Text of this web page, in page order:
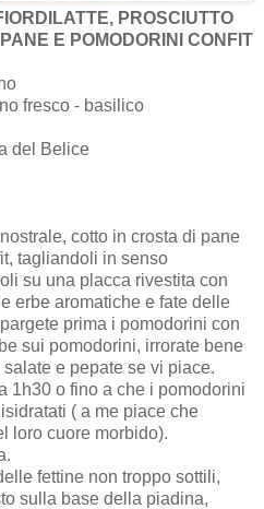
PROSCIUTTO
E POMODORINI CONFIT
fresco - basilico
del Belice
cotto in crosta di pane
tagliandoli in senso
su una placca rivestita con
erbe aromatiche e fate delle
prima i pomodorini con
sui pomodorini, irrorate bene
e pepate se vi piace.
1h30 o fino a che i pomodorini
( a me piace che
loro cuore morbido).
fettine non troppo sottili,
sulla base della piadina,